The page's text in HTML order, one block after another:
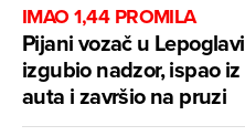
IMAO 1,44 PROMILA
Pijani vozač u Lepoglavi
izgubio nadzor, ispao iz
auta i završio na pruzi